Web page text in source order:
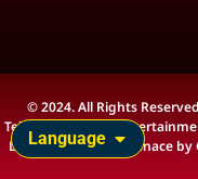
Language
© 2024. All Rights
Teleview Media &
Ltd. Technical Maintenace by